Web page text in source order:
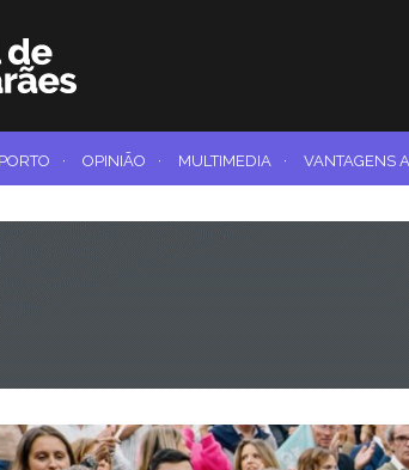
· OPINIÃO · MULTIMEDIA · VANTAGENS